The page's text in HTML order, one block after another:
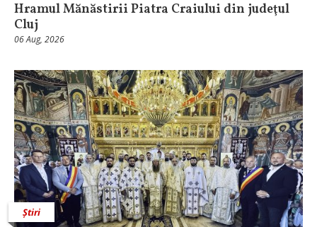
Hramul Mănăstirii Piatra Craiului din judeţul
Cluj
06 Aug, 2026
Știri